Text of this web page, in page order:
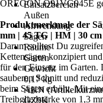
Einsatzbereich
Außen
Anwendung
Sägen
Räume
Garten
Gewicht
0,17 kg
AKN
GZ9K
OREGON Q91VG045E
Produktmerkmale der
mm | 45 TG | HM | 30 cm
Darum solltest Du
Kettensägen konzipiert
für den Einsatz im
sauberen Schnitt und
beim Sägen erhöht. Mit
Treibgliedstärke von 1,3